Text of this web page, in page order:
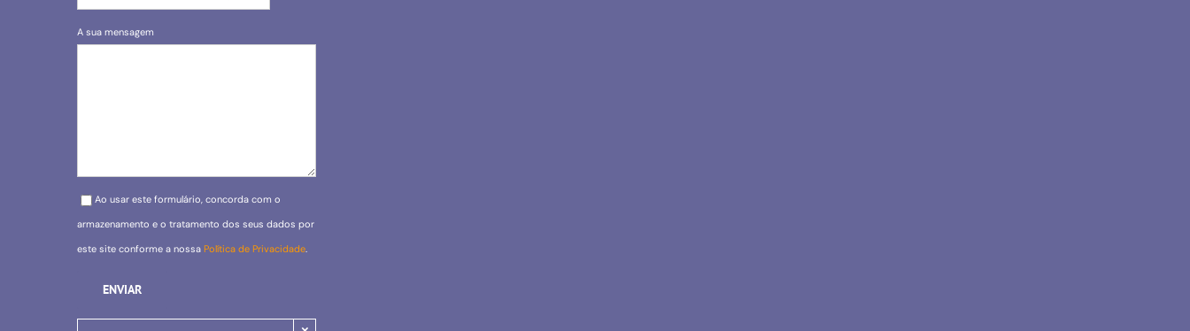
A sua mensagem
Please leave this field empty.
Ao usar este formulário, concorda com o
armazenamento e o tratamento dos seus dados por
este site conforme a nossa Política de Privacidade.